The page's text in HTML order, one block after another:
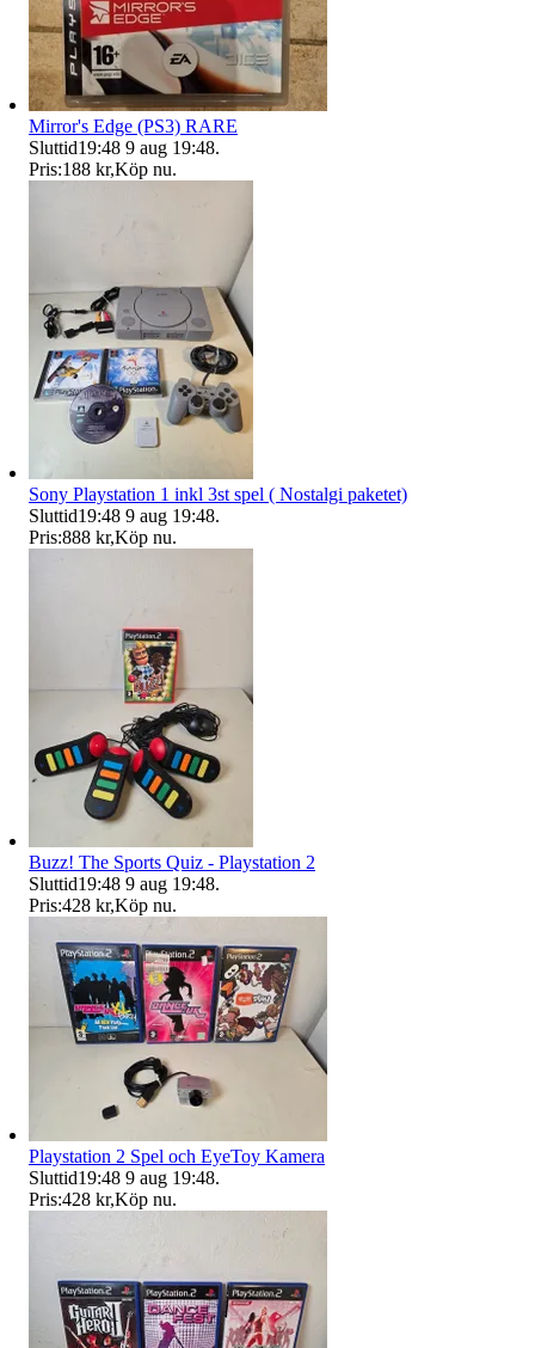
Mirror's Edge (PS3) RARE
Sluttid19:48 9 aug 19:48.
Pris:188 kr,Köp nu.
Sony Playstation 1 inkl 3st spel ( Nostalgi paketet)
Sluttid19:48 9 aug 19:48.
Pris:888 kr,Köp nu.
Buzz! The Sports Quiz - Playstation 2
Sluttid19:48 9 aug 19:48.
Pris:428 kr,Köp nu.
Playstation 2 Spel och EyeToy Kamera
Sluttid19:48 9 aug 19:48.
Pris:428 kr,Köp nu.